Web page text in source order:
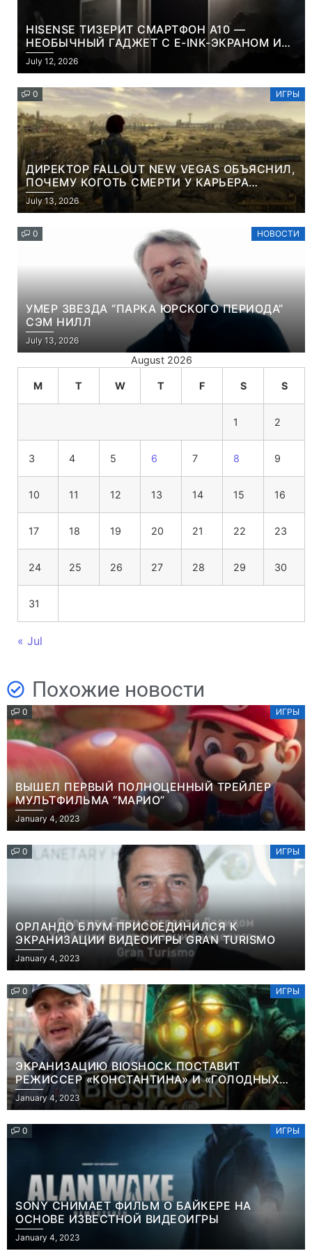
HISENSE ТИЗЕРИТ СМАРТФОН A10 —
НЕОБЫЧНЫЙ ГАДЖЕТ С E-INK-ЭКРАНОМ И
СЪЕМНОЙ LCD-ПАНЕЛЬЮ ДЛЯ ЦВЕТНОГО
КОНТЕНТА И СОЦСЕТЕЙ
July 12, 2026
0 ИГРЫ
ДИРЕКТОР FALLOUT NEW VEGAS ОБЪЯСНИЛ,
ПОЧЕМУ КОГОТЬ СМЕРТИ У КАРЬЕРА
НАМЕРЕННО СНОСИТ ВАМ ГОЛОВУ
July 13, 2026
0 НОВОСТИ
УМЕР ЗВЕЗДА “ПАРКА ЮРСКОГО ПЕРИОДА”
СЭМ НИЛЛ
July 13, 2026
August 2026
M T W T F S S
1 2
3 4 5 6 7 8 9
10 11 12 13 14 15 16
17 18 19 20 21 22 23
24 25 26 27 28 29 30
31
« Jul
Похожие новости
0 ИГРЫ
ВЫШЕЛ ПЕРВЫЙ ПОЛНОЦЕННЫЙ ТРЕЙЛЕР
МУЛЬТФИЛЬМА “МАРИО”
January 4, 2023
0 ИГРЫ
ОРЛАНДО БЛУМ ПРИСОЕДИНИЛСЯ К
ЭКРАНИЗАЦИИ ВИДЕОИГРЫ GRAN TURISMO
January 4, 2023
0 ИГРЫ
ЭКРАНИЗАЦИЮ BIOSHOCK ПОСТАВИТ
РЕЖИССЕР «КОНСТАНТИНА» И «ГОЛОДНЫХ
ИГР»
January 4, 2023
0 ИГРЫ
SONY СНИМАЕТ ФИЛЬМ О БАЙКЕРЕ НА
ОСНОВЕ ИЗВЕСТНОЙ ВИДЕОИГРЫ
January 4, 2023
Новости
Победительница
Игры
Геймеры